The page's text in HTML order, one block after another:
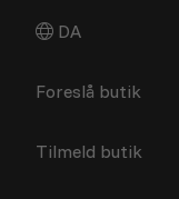
DA
Foreslå butik
Tilmeld butik